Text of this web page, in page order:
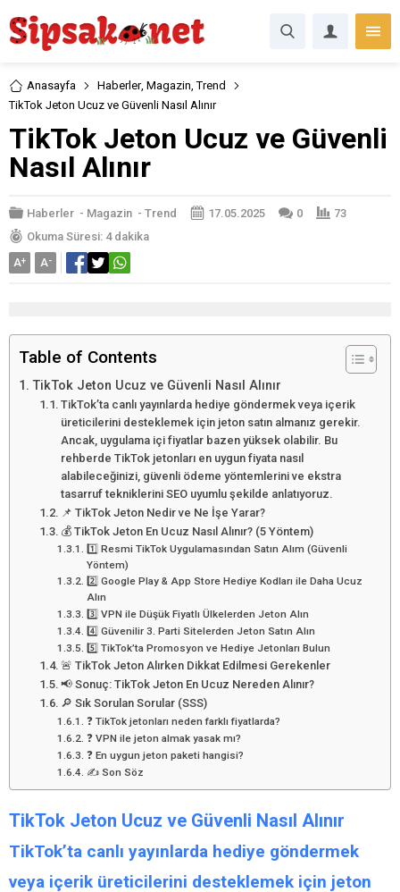
Anasayfa Haberler, Magazin,Trend
TikTok Jeton Ucuz ve Güvenli Nasıl Alınır
TikTok Jeton Ucuz ve Güvenli
Nasıl Alınır
Haberler - Magazin - Trend 17.05.2025 0
73
Okuma Süresi: 4 dakika
A+ A-
Table of Contents
TikTok Jeton Ucuz ve Güvenli Nasıl Alınır
TikTok’ta canlı yayınlarda hediye göndermek veya içerik
üreticilerini desteklemek için jeton satın almanız gerekir.
Ancak, uygulama içi fiyatlar bazen yüksek olabilir. Bu
rehberde TikTok jetonları en uygun fiyata nasıl
alabileceğinizi, güvenli ödeme yöntemlerini ve ekstra
tasarruf tekniklerini SEO uyumlu şekilde anlatıyoruz.
📌 TikTok Jeton Nedir ve Ne İşe Yarar?
💰 TikTok Jeton En Ucuz Nasıl Alınır? (5 Yöntem)
1️⃣ Resmi TikTok Uygulamasından Satın Alım (Güvenli
Yöntem)
2️⃣ Google Play & App Store Hediye Kodları ile Daha Ucuz
Alın
3️⃣ VPN ile Düşük Fiyatlı Ülkelerden Jeton Alın
4️⃣ Güvenilir 3. Parti Sitelerden Jeton Satın Alın
5️⃣ TikTok’ta Promosyon ve Hediye Jetonları Bulun
🚨 TikTok Jeton Alırken Dikkat Edilmesi Gerekenler
📢 Sonuç: TikTok Jeton En Ucuz Nereden Alınır?
🔎 Sık Sorulan Sorular (SSS)
❓ TikTok jetonları neden farklı fiyatlarda?
❓ VPN ile jeton almak yasak mı?
❓ En uygun jeton paketi hangisi?
✍️ Son Söz
TikTok Jeton Ucuz ve Güvenli Nasıl Alınır
TikTok’ta canlı yayınlarda hediye göndermek
veya içerik üreticilerini desteklemek için jeton